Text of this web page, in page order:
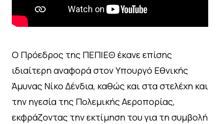
Ο Πρόεδρος της ΠΕΠΙΕΘ έκανε επίσης
ιδιαίτερη αναφορά στον Υπουργό Εθνικής
Άμυνας Νίκο Δένδια, καθώς και στα στελέχη και
την ηγεσία της Πολεμικής Αεροπορίας,
εκφράζοντας την εκτίμηση του για τη συμβολή